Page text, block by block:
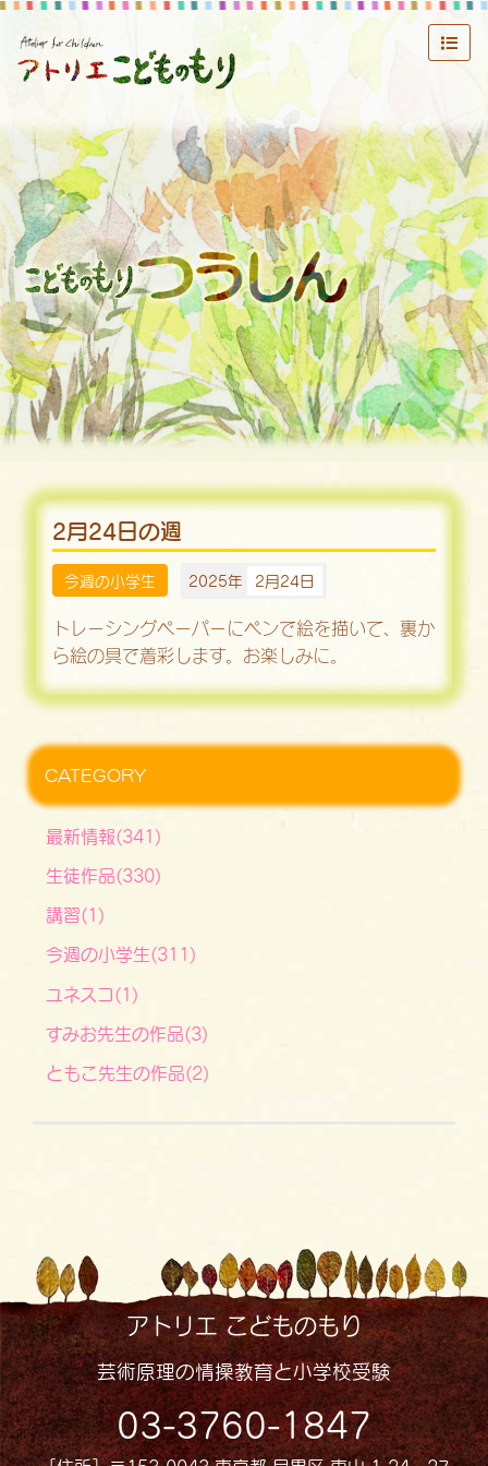
2月24日の週
今週の小学生 2025年 2月24日
トレーシングペーパーにペンで絵を描いて、裏か
ら絵の具で着彩します。お楽しみに。
CATEGORY
最新情報(341)
生徒作品(330)
講習(1)
今週の小学生(311)
ユネスコ(1)
すみお先生の作品(3)
ともこ先生の作品(2)
アトリエ こどものもり
芸術原理の情操教育と小学校受験
03-3760-1847